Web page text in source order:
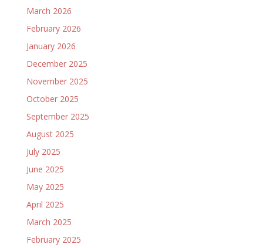
March 2026
February 2026
January 2026
December 2025
November 2025
October 2025
September 2025
August 2025
July 2025
June 2025
May 2025
April 2025
March 2025
February 2025